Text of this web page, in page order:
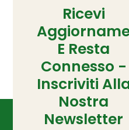
Ricevi
E Resta
Connesso -
Inscriviti
Nostra
Newsletter